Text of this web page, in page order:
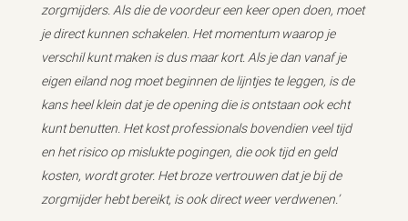
zorgmijders. Als die de voordeur een keer open doen, moet
je direct kunnen schakelen. Het momentum waarop je
verschil kunt maken is dus maar kort. Als je dan vanaf je
eigen eiland nog moet beginnen de lijntjes te leggen, is de
kans heel klein dat je de opening die is ontstaan ook echt
kunt benutten. Het kost professionals bovendien veel tijd
en het risico op mislukte pogingen, die ook tijd en geld
kosten, wordt groter. Het broze vertrouwen dat je bij de
zorgmijder hebt bereikt, is ook direct weer verdwenen.’